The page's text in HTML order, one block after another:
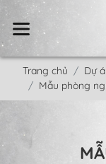
Trang chủ Dự
Mẫu phòng